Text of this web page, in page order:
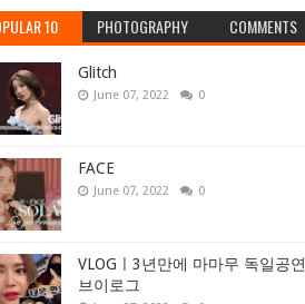
10 PHOTOGRAPHY COMMENTS
Glitch
June 07, 2022 0
FACE
June 07, 2022 0
VLOGㅣ3년만에 마마무 독일공연
브이로그